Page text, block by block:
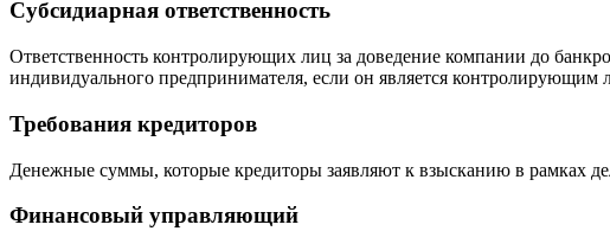
Субсидиарная ответственность
Ответственность контролирующих лиц за доведение компании до
индивидуального предпринимателя, если он является контролирующим
Требования кредиторов
Денежные суммы, которые кредиторы заявляют к взысканию в рамках
Финансовый управляющий